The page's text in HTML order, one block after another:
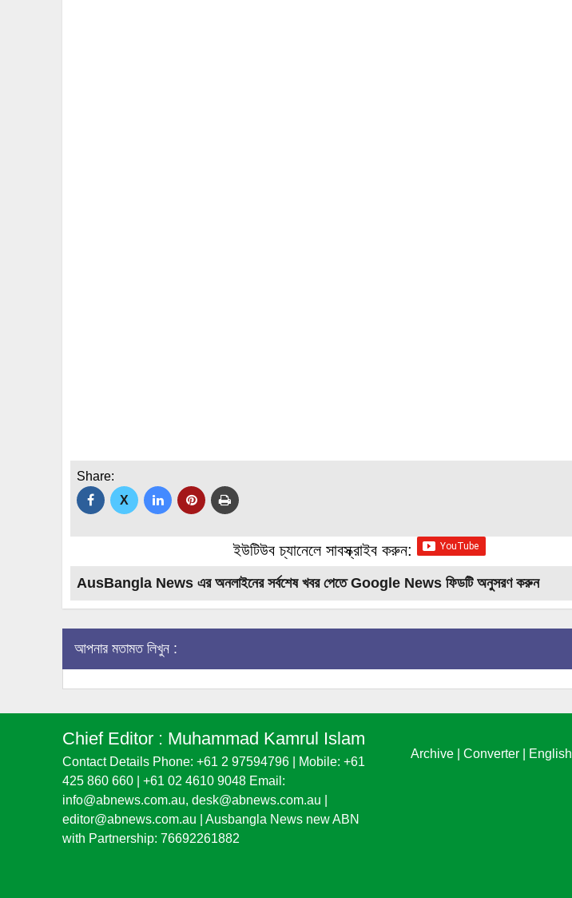
Share:
X
ইউটিউব চ্যানেলে সাবস্ক্রাইব করুন:
AusBangla News এর অনলাইনের সর্বশেষ খবর পেতে Google News ফিডটি অনুসরণ করুন
আপনার মতামত লিখুন :
Chief Editor : Muhammad Kamrul Islam
Contact Details Phone: +61 2 97594796 | Mobile: +61
425 860 660 | +61 02 4610 9048 Email:
info@abnews.com.au, desk@abnews.com.au |
editor@abnews.com.au | Ausbangla News new ABN
with Partnership: 76692261882
Archive Converter English